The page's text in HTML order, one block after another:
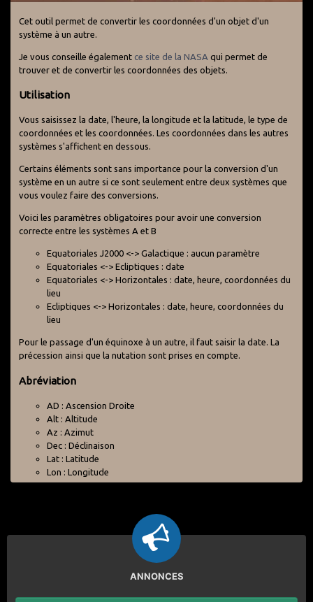
Cet outil permet de convertir les coordonnées d'un objet d'un
système à un autre.
Je vous conseille également ce site de la NASA qui permet de
trouver et de convertir les coordonnées des objets.
Utilisation
Vous saisissez la date, l'heure, la longitude et la latitude, le type de
coordonnées et les coordonnées. Les coordonnées dans les autres
systèmes s'affichent en dessous.
Certains éléments sont sans importance pour la conversion d'un
système en un autre si ce sont seulement entre deux systèmes que
vous voulez faire des conversions.
Voici les paramètres obligatoires pour avoir une conversion
correcte entre les systèmes A et B
Equatoriales J2000 <-> Galactique : aucun paramètre
Equatoriales <-> Ecliptiques : date
Equatoriales <-> Horizontales : date, heure, coordonnées du
lieu
Ecliptiques <-> Horizontales : date, heure, coordonnées du
lieu
Pour le passage d'un équinoxe à un autre, il faut saisir la date. La
précession ainsi que la nutation sont prises en compte.
Abréviation
AD : Ascension Droite
Alt : Altitude
Az : Azimut
Dec : Déclinaison
Lat : Latitude
Lon : Longitude
ANNONCES